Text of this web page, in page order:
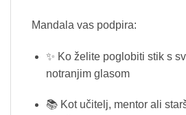
Mandala vas podpira:
✨ Ko želite poglobiti stik s
notranjim glasom
📚 Kot učitelj, mentor ali